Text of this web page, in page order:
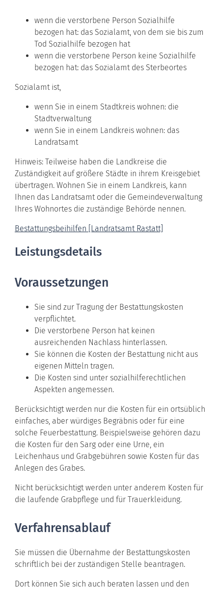
wenn die verstorbene Person Sozialhilfe
bezogen hat: das Sozialamt, von dem sie bis zum
Tod Sozialhilfe bezogen hat
wenn die verstorbene Person keine Sozialhilfe
bezogen hat: das Sozialamt des Sterbeortes
Sozialamt ist,
wenn Sie in einem Stadtkreis wohnen: die
Stadtverwaltung
wenn Sie in einem Landkreis wohnen: das
Landratsamt
Hinweis: Teilweise haben die Landkreise die
Zuständigkeit auf größere Städte in ihrem Kreisgebiet
übertragen. Wohnen Sie in einem Landkreis, kann
Ihnen das Landratsamt oder die Gemeindeverwaltung
Ihres Wohnortes die zuständige Behörde nennen.
Bestattungsbeihilfen [Landratsamt Rastatt]
Leistungsdetails
Voraussetzungen
Sie sind zur Tragung der Bestattungskosten
verpflichtet.
Die verstorbene Person hat keinen
ausreichenden Nachlass hinterlassen.
Sie können die Kosten der Bestattung nicht aus
eigenen Mitteln tragen.
Die Kosten sind unter sozialhilferechtlichen
Aspekten angemessen.
Berücksichtigt werden nur die Kosten für ein ortsüblich
einfaches, aber würdiges Begräbnis oder für eine
solche Feuerbestattung. Beispielsweise gehören dazu
die Kosten für den Sarg oder eine Urne, ein
Leichenhaus und Grabgebühren sowie Kosten für das
Anlegen des Grabes.
Nicht berücksichtigt werden unter anderem Kosten für
die laufende Grabpflege und für Trauerkleidung.
Verfahrensablauf
Sie müssen die Übernahme der Bestattungskosten
schriftlich bei der zuständigen Stelle beantragen.
Dort können Sie sich auch beraten lassen und den